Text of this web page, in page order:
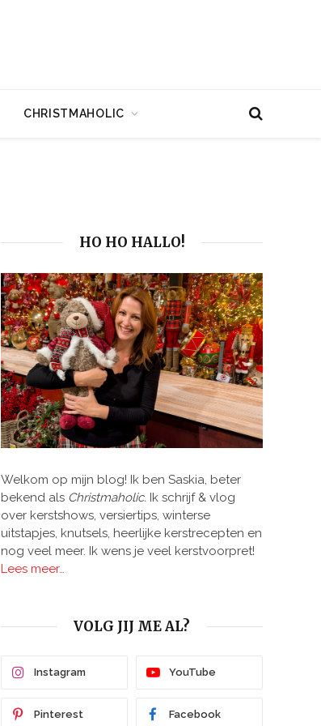
CHRISTMAHOLIC
HO HO HALLO!
Welkom op mijn blog! Ik ben Saskia, beter
bekend als Christmaholic. Ik schrijf & vlog
over kerstshows, versiertips, winterse
uitstapjes, knutsels, heerlijke kerstrecepten en
nog veel meer. Ik wens je veel kerstvoorpret!
Lees meer…
VOLG JIJ ME AL?
Instagram YouTube
Pinterest Facebook